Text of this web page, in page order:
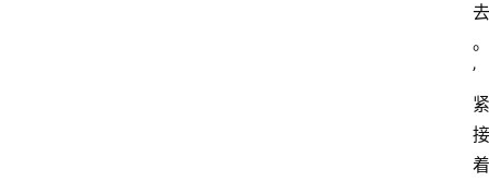
去
。
’
紧
接
着